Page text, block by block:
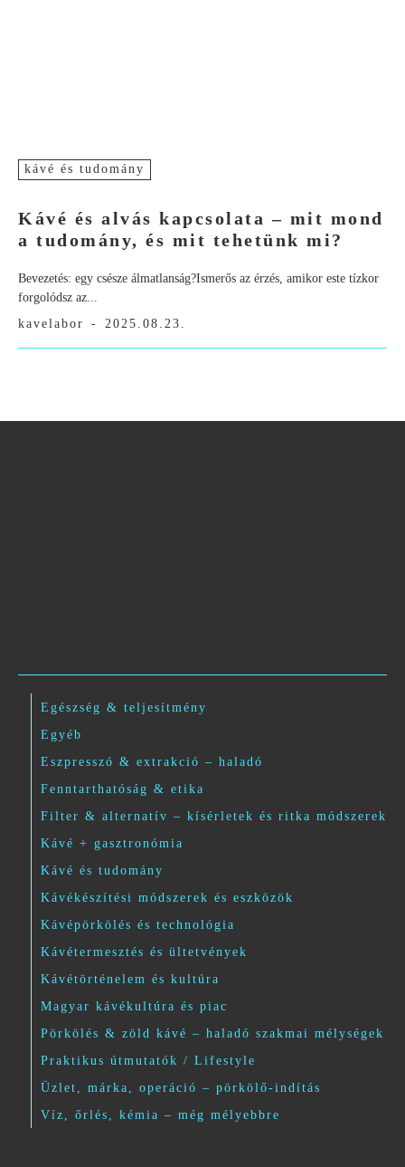
kávé és tudomány
Kávé és alvás kapcsolata – mit mond
a tudomány, és mit tehetünk mi?
Bevezetés: egy csésze álmatlanság?Ismerős az érzés, amikor este tízkor
forgolódsz az...
kavelabor
- 2025.08.23.
Egészség & teljesítmény
Egyéb
Eszpresszó & extrakció – haladó
Fenntarthatóság & etika
Filter & alternatív – kísérletek és ritka módszerek
Kávé + gasztronómia
Kávé és tudomány
Kávékészítési módszerek és eszközök
Kávépörkölés és technológia
Kávétermesztés és ültetvények
Kávétörténelem és kultúra
Magyar kávékultúra és piac
Pörkölés & zöld kávé – haladó szakmai mélységek
Praktikus útmutatók / Lifestyle
Üzlet, márka, operáció – pörkölő-indítás
Víz, őrlés, kémia – még mélyebbre